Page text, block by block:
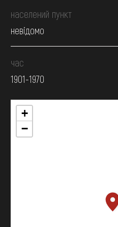
населений пункт
невідомо
час
1901-1970
+
−